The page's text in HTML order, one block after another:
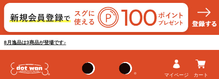
8月逸品は3商品が登場です♪
マイページ カート